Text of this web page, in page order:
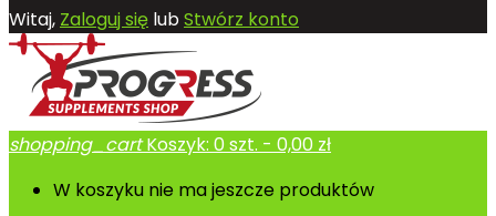
Witaj, Zaloguj się lubStwórz konto
shopping_cart Koszyk: 0szt. - 0,00 zł
W koszyku nie ma jeszcze produktów